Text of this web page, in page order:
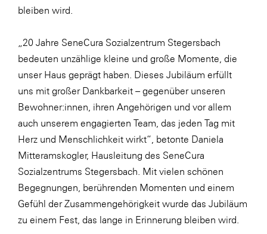
WK UBIT
Media
bleiben wird.
„20 Jahre SeneCura Sozialzentrum Stegersbach
bedeuten unzählige kleine und große Momente, die
unser Haus geprägt haben. Dieses Jubiläum erfüllt
uns mit großer Dankbarkeit – gegenüber unseren
Bewohner:innen, ihren Angehörigen und vor allem
auch unserem engagierten Team, das jeden Tag mit
Herz und Menschlichkeit wirkt“, betonte Daniela
Mitteramskogler, Hausleitung des SeneCura
Sozialzentrums Stegersbach. Mit vielen schönen
Begegnungen, berührenden Momenten und einem
Gefühl der Zusammengehörigkeit wurde das Jubiläum
zu einem Fest, das lange in Erinnerung bleiben wird.